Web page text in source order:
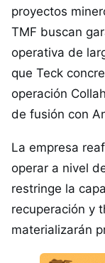
proyectos
TMF buscan
operativa de
que Teck
operación
de fusión con
La empresa
operar a nivel
restringe la
recuperación y
materializarán